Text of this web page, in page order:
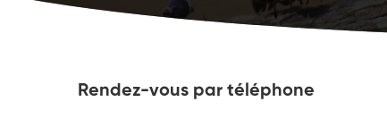
Rendez-vous par téléphone